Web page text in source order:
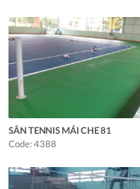
SÂN TENNIS MÁI CHE 81
Code: 4388